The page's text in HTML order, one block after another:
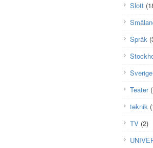
Slott
Språk
Sverige
Teater
teknik
TV (2)